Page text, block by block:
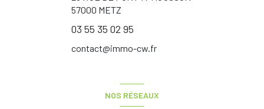
57000 METZ
03 55 35 02 95
contact@immo-cw.fr
NOS RÉSEAUX